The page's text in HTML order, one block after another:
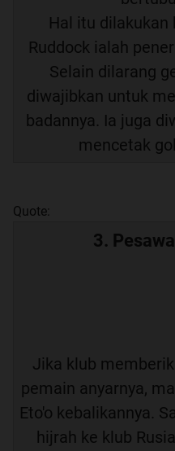
Hal itu dilakukan
Ruddock ialah
Selain dilarang
diwajibkan untuk
badannya. Ia juga
mencetak
Quote:
3.
Jika klub
pemain anyarnya,
Eto'o kebalikannya.
hijrah ke klub